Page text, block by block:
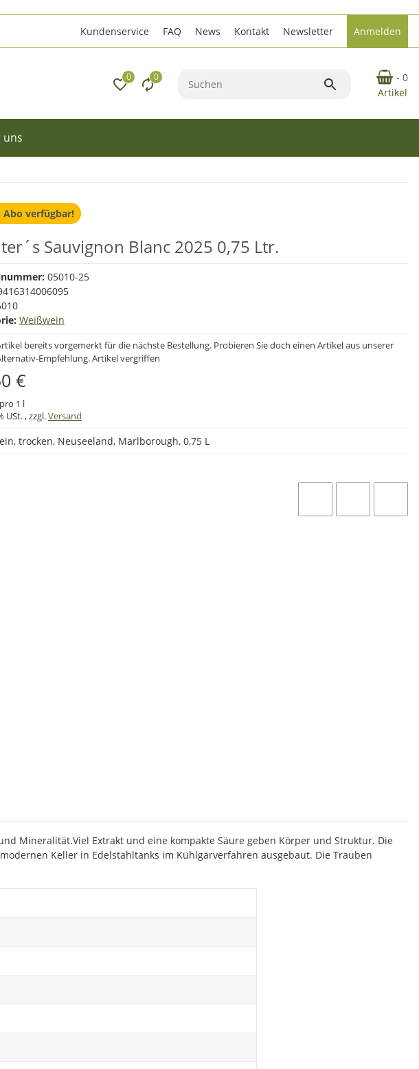
Kundenservice FAQ News Kontakt Newsletter Anmelden
0 0
- 0
Artikel
uns
Sauvignon Blanc 2025 0,75 Ltr.
Abo verfügbar!
05010-25
Weißwein
bereits vorgemerkt für die nächste Bestellung. Probieren Sie doch einen Artikel aus unserer
Empfehlung.Artikel vergriffen
€
1 l
USt. , zzgl.Versand
trocken, Neuseeland, Marlborough, 0,75 L
Mineralität.Viel Extrakt und eine kompakte Säure geben Körper und Struktur. Die
Keller in Edelstahltanks im Kühlgärverfahren ausgebaut. Die Trauben